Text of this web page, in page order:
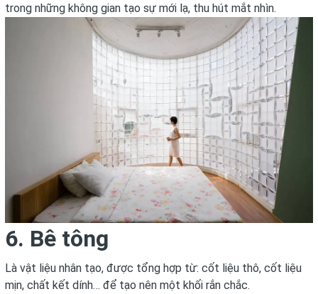
trong những không gian tạo sự mới lạ, thu hút mắt nhìn.
6. Bê tông
Là vật liệu nhân tạo, được tổng hợp từ: cốt liệu thô, cốt liệu
mịn, chất kết dính… để tạo nên một khối rắn chắc.